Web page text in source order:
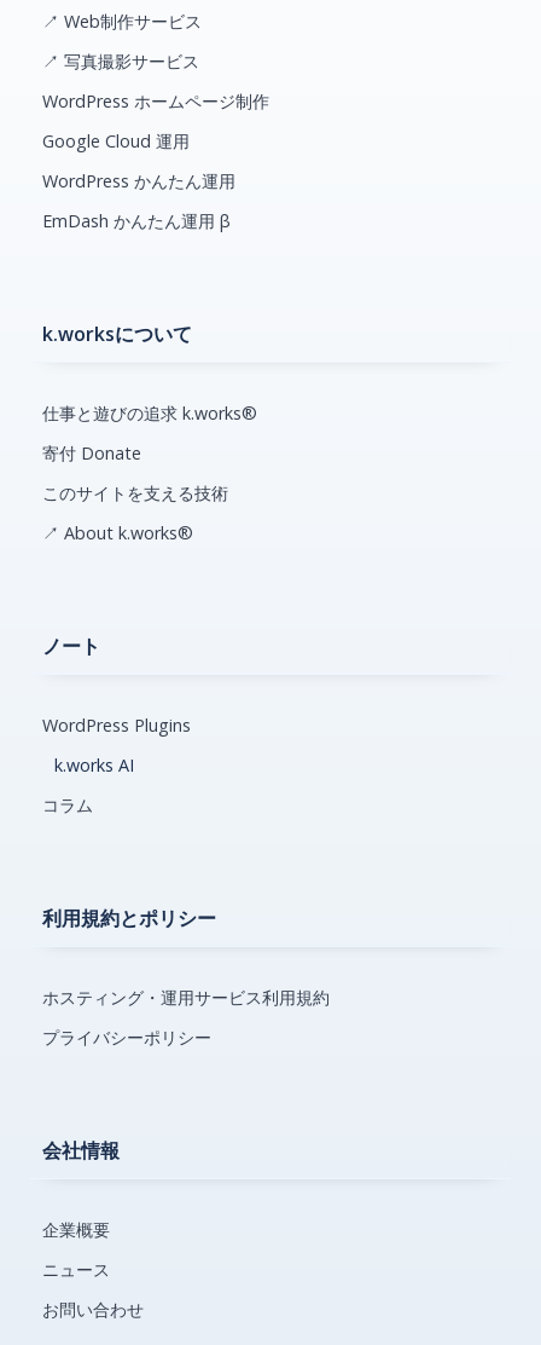
↗ Web制作サービス
↗ 写真撮影サービス
WordPress ホームページ制作
Google Cloud 運用
WordPress かんたん運用
EmDash かんたん運用 β
k.worksについて
仕事と遊びの追求 k.works®
寄付 Donate
このサイトを支える技術
↗ About k.works®
ノート
WordPress Plugins
k.works AI
コラム
利用規約とポリシー
ホスティング・運用サービス利用規約
プライバシーポリシー
会社情報
企業概要
ニュース
お問い合わせ